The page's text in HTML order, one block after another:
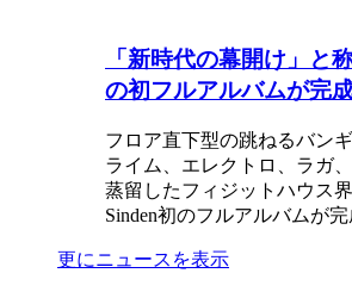
「新時代の幕開け」と
の初フルアルバムが完
フロア直下型の跳ねるバン
ライム、エレクトロ、ラガ
蒸留したフィジットハウス
Sinden初のフルアルバムが
更にニュースを表示